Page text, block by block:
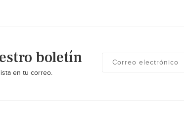
boletín
en tu correo.